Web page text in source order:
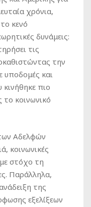
χρόνια,
κενό
δυνάμεις:
τις
την
υποδομές και
πιο
το κοινωνικό
Αδελφών
κοινωνικές
στόχο τη
Παράλληλα,
της
εξελίξεων